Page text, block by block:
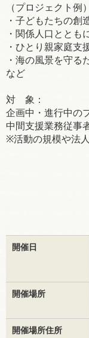
（プロジェクト例）
・子どもたちの創
・関係人口ととも
・ひとり親家庭支
・海の風景を守る
など
対 象：
企画中・進行中の
中間支援業務従事
※活動の規模や法
開催日
開催場所
開催場所住所